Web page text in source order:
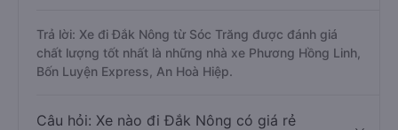
Trả lời: Xe đi Đắk Nông từ Sóc Trăng được đánh giá
chất lượng tốt nhất là những nhà xe Phương Hồng Linh,
Bốn Luyện Express, An Hoà Hiệp.
Câu hỏi: Xe nào đi Đắk Nông có giá rẻ